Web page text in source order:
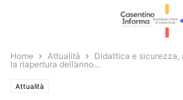
Home Attualità
Didattica e sicurezza,
la riapertura dell’anno...
Attualità